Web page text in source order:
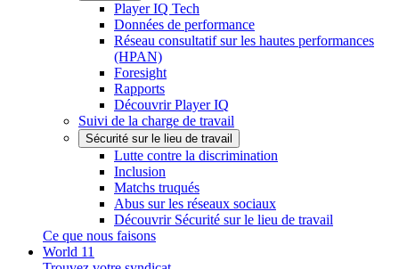
Player IQ Tech
Données de performance
Réseau consultatif sur les hautes performances
(HPAN)
Foresight
Rapports
Découvrir Player IQ
Suivi de la charge de travail
Sécurité sur le lieu de travail
Lutte contre la discrimination
Inclusion
Matchs truqués
Abus sur les réseaux sociaux
Découvrir Sécurité sur le lieu de travail
Ce que nous faisons
World 11